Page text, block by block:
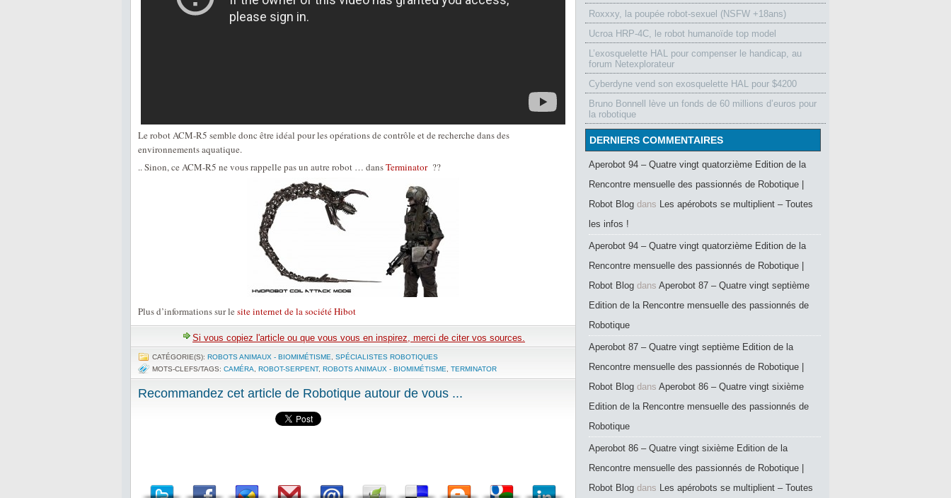
Le robot ACM-R5 semble donc être idéal pour les opérations de contrôle et de recherche dans des
environnements aquatique.
.. Sinon, ce ACM-R5 ne vous rappelle pas un autre robot … dansTerminator??
Plus d’informations sur le site internet de la société Hibot
Si vous copiez l'article ou que vous vous en inspirez, merci de citer vos sources.
CATÉGORIE(S): ROBOTS ANIMAUX - BIOMIMÉTISME
SPÉCIALISTES ROBOTIQUES
MOTS-CLEFS/TAGS: CAMÉRA ROBOT-SERPENT, ROBOTS ANIMAUX - BIOMIMÉTISME TERMINATOR
Recommandez cet article de Robotique autour de vous ...
Roxxxy, la poupée robot-sexuel (NSFW +18ans)
Ucroa HRP-4C, le robot humanoïde top model
L’exosquelette HAL pour compenser le handicap, au
forum Netexplorateur
Cyberdyne vend son exosquelette HAL pour $4200
Bruno Bonnell lève un fonds de 60 millions d’euros pour
la robotique
DERNIERS COMMENTAIRES
Aperobot 94 – Quatre vingt quatorzième Edition de la
Rencontre mensuelle des passionnés de Robotique |
Robot Blog dans Les apérobots se multiplient – Toutes
les infos !
Aperobot 94 – Quatre vingt quatorzième Edition de la
Rencontre mensuelle des passionnés de Robotique |
Robot Blog dans Aperobot 87 – Quatre vingt septième
Edition de la Rencontre mensuelle des passionnés de
Robotique
Aperobot 87 – Quatre vingt septième Edition de la
Rencontre mensuelle des passionnés de Robotique |
Robot Blog dans Aperobot 86 – Quatre vingt sixième
Edition de la Rencontre mensuelle des passionnés de
Robotique
Aperobot 86 – Quatre vingt sixième Edition de la
Rencontre mensuelle des passionnés de Robotique |
Robot Blog dans Les apérobots se multiplient – Toutes